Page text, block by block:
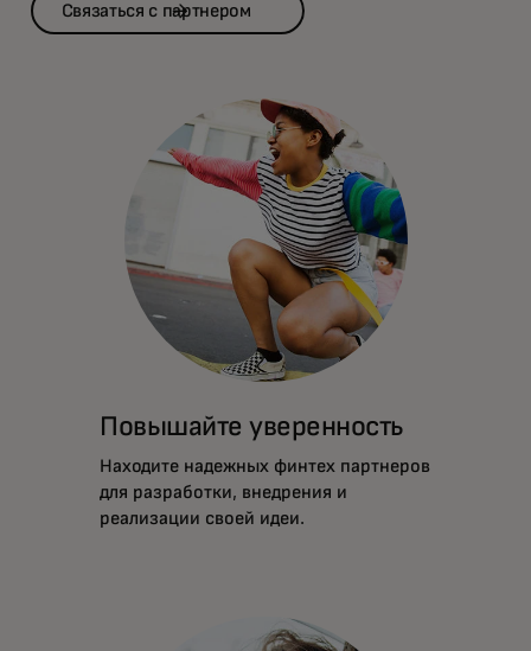
Связаться с партнером
Повышайте уверенность
Находите надежных финтех партнеров
для разработки, внедрения и
реализации своей идеи.